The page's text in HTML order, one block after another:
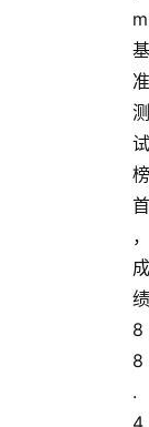
m
基
准
测
试
榜
首
，
成
绩
8
8
.
4